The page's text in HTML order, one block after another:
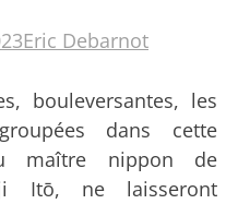
Eric Debarnot
bouleversantes, les
dans cette
maître nippon de
Itō, ne laisseront